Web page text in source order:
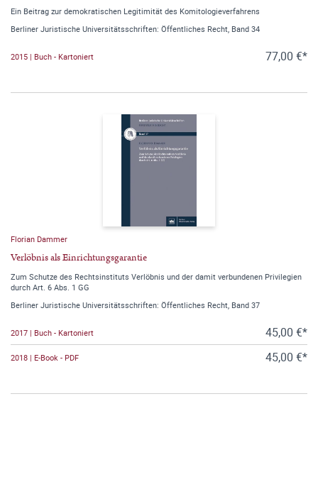
Ein Beitrag zur demokratischen Legitimität des Komitologieverfahrens
Berliner Juristische Universitätsschriften: Öffentliches Recht, Band 34
2015 | Buch - Kartoniert 77,00 €*
Florian Dammer
Verlöbnis als Einrichtungsgarantie
Zum Schutze des Rechtsinstituts Verlöbnis und der damit verbundenen Privilegien
durch Art. 6 Abs. 1 GG
Berliner Juristische Universitätsschriften: Öffentliches Recht, Band 37
2017 | Buch - Kartoniert 45,00 €*
2018 | E-Book - PDF 45,00 €*